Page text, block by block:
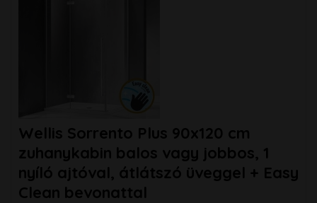
Wellis Sorrento Plus 90x120 cm
zuhanykabin balos vagy jobbos, 1
nyíló ajtóval, átlátszó üveggel + Easy
Clean bevonattal